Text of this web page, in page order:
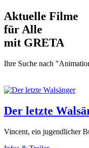
Aktuelle Filme
für Alle
mit GRETA
Ihre Suche nach
Der letzte
Vincent, ein jugendlicher